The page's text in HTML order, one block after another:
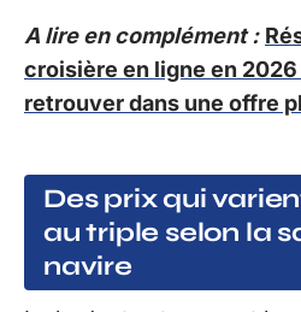
A lire en complément :
croisière en ligne en
retrouver dans une offre
Des prix qui
au triple selon la
navire